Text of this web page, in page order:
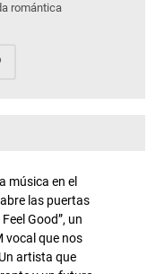
romántica
música en el
las puertas
Good”, un
vocal que nos
artista que